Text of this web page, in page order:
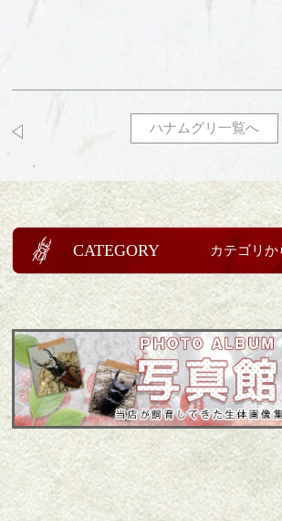
ハナムグリ一覧へ
CATEGORY カテゴリか